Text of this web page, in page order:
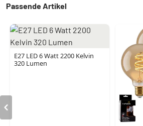
Passende Artikel
E27 LED 6 Watt 2200 Kelvin
320 Lumen